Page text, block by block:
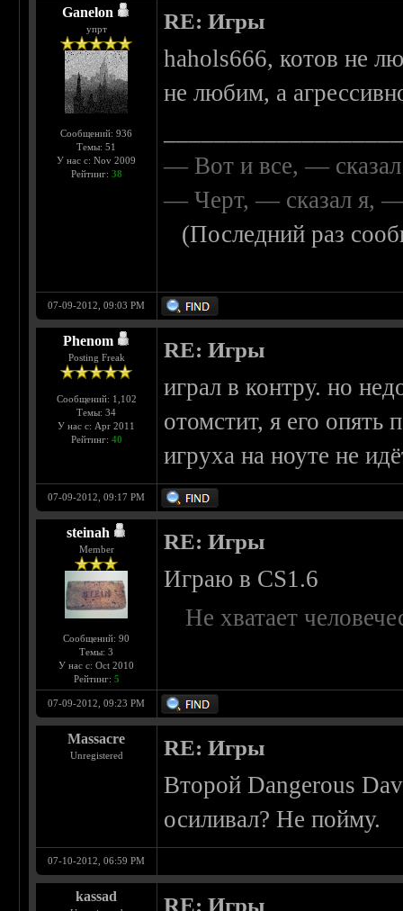
Ganelon
упрт
Сообщений: 936
Темы: 51
У нас с: Nov 2009
Рейтинг: 38
RE: Игры
hahols666, котов не
не любим, а
— Вот и все, —
— Черт, — сказал я, —
(Последний раз
07-09-2012, 09:03 PM
Phenom
Posting Freak
Сообщений: 1,102
Темы: 34
У нас с: Apr 2011
Рейтинг: 40
RE: Игры
играл в контру. но
отомстит, я его опять
игруха на ноуте не
07-09-2012, 09:17 PM
steinah
Member
Сообщений: 90
Темы: 3
У нас с: Oct 2010
Рейтинг: 5
RE: Игры
Играю в CS1.6
Не хватает
07-09-2012, 09:23 PM
Massacre
Unregistered RE: Игры
Второй Dangerous
осиливал? Не пойму.
07-10-2012, 06:59 PM
kassad RE: Игры